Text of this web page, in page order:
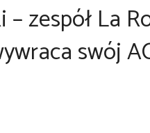
zespół La
swój